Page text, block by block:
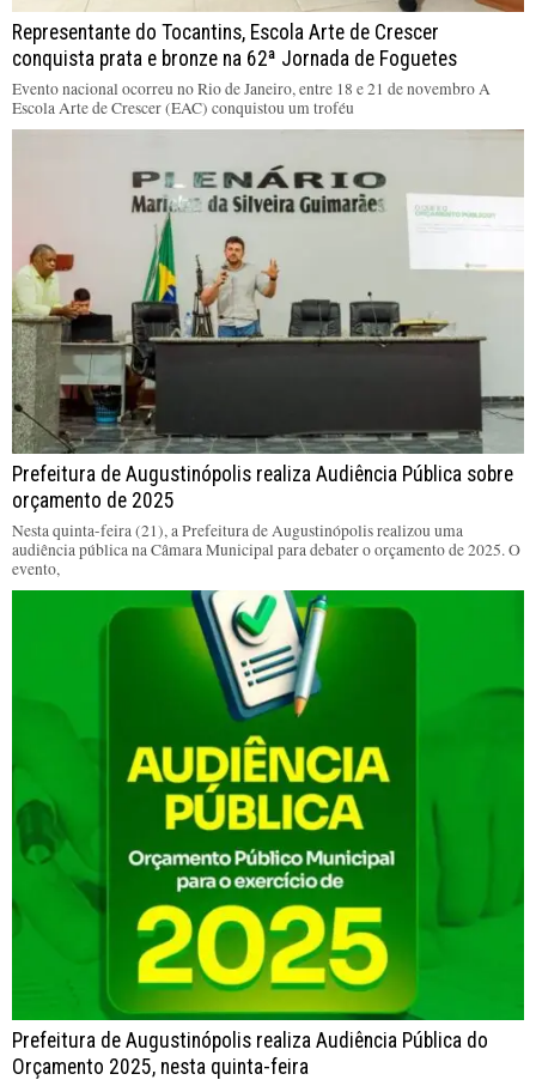
Representante do Tocantins, Escola Arte de Crescer
conquista prata e bronze na 62ª Jornada de Foguetes
Evento nacional ocorreu no Rio de Janeiro, entre 18 e 21 de novembro A
Escola Arte de Crescer (EAC) conquistou um troféu
Prefeitura de Augustinópolis realiza Audiência Pública sobre
orçamento de 2025
Nesta quinta-feira (21), a Prefeitura de Augustinópolis realizou uma
audiência pública na Câmara Municipal para debater o orçamento de 2025. O
evento,
Prefeitura de Augustinópolis realiza Audiência Pública do
Orçamento 2025, nesta quinta-feira